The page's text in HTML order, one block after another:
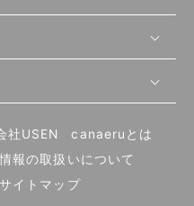
ト）
社USEN
canaeruとは
報の取扱いについて
サイトマップ